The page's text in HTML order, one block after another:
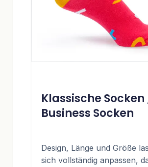
Klassische Socken
Business Socken
Design, Länge und Größe
sich vollständig anpassen,